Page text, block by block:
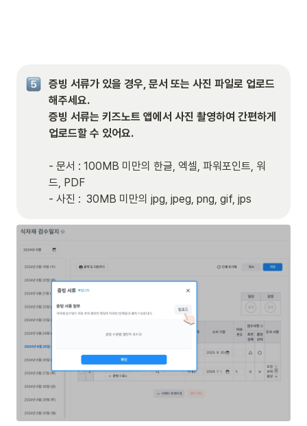
증빙 서류가 있을 경우, 문서 또는 사진 파일로 업로드
해주세요.
증빙 서류는 키즈노트 앱에서 사진 촬영하여 간편하게
업로드할 수 있어요.
- 문서 : 100MB 미만의 한글, 엑셀, 파워포인트, 워
드, PDF
- 사진 :  30MB 미만의 jpg, jpeg, png, gif, jps